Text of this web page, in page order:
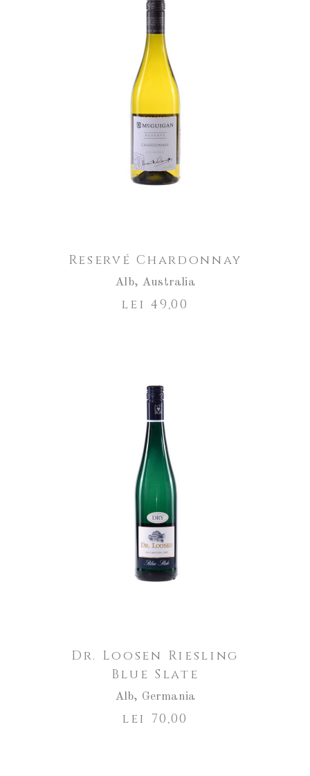
Reservé Chardonnay
Alb, Australia
lei 49,00
Dr. Loosen Riesling
Blue Slate
Alb, Germania
lei 70,00